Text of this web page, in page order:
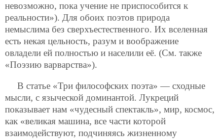
невозможно, пока учение не приспособится к
реальности»). Для обоих поэтов природа
немыслима без сверхъестественного. Их вселенная
есть некая цельность, разум и воображение
овладели ей полностью и населили её. (См. также
«Поэзию варварства»).
В статье «Три философских поэта» — сходные
мысли, с языческой доминантой. Лукреций
показывает нам «чудесный спектакль», мир, космос,
как «великая машина, все части которой
взаимодействуют, подчиняясь жизненному